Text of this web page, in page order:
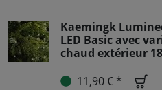
Kaemingk
LED Basic avec
chaud extérieur
11,90 € *